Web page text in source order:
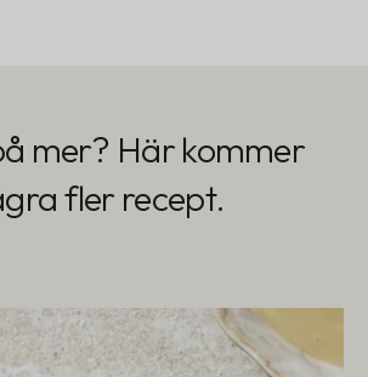
mer? Här kommer
fler recept.